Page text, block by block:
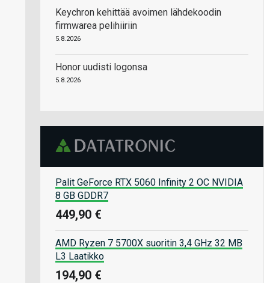
Keychron kehittää avoimen lähdekoodin
firmwarea pelihiiriin
5.8.2026
Honor uudisti logonsa
5.8.2026
Palit GeForce RTX 5060 Infinity 2 OC NVIDIA
8 GB GDDR7
449,90 €
AMD Ryzen 7 5700X suoritin 3,4 GHz 32 MB
L3 Laatikko
194,90 €